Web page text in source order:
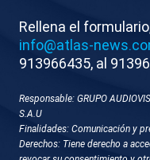
Internacional
Esta noche despega
Rellena el
info@atlas-
913966435, al
Responsable: GRUPO
S.A.U
Finalidades: Comunicación y
Derechos: Tiene derecho a